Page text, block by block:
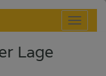
Lage